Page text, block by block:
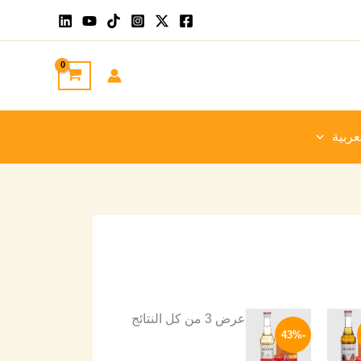
عرض ⁦3⁩ من كل النتائج
الفرز
الأحدث
الحالي
هناك
العديد
-43%
السعر
الأصلي
السعر
الحالي
هناك
العديد